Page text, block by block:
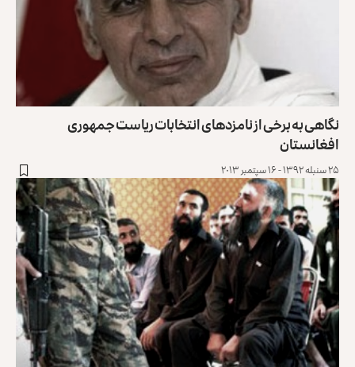
نگاهی به برخی از نامزدهای انتخابات ریاست جمهوری
افغانستان
۲۵ سنبله ۱۳۹۲ - ۱۶ سپتمبر ۲۰۱۳